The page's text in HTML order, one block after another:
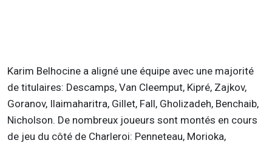
Karim Belhocine a aligné une équipe avec une majorité
de titulaires: Descamps, Van Cleemput, Kipré, Zajkov,
Goranov, Ilaimaharitra, Gillet, Fall, Gholizadeh, Benchaib,
Nicholson. De nombreux joueurs sont montés en cours
de jeu du côté de Charleroi: Penneteau, Morioka,